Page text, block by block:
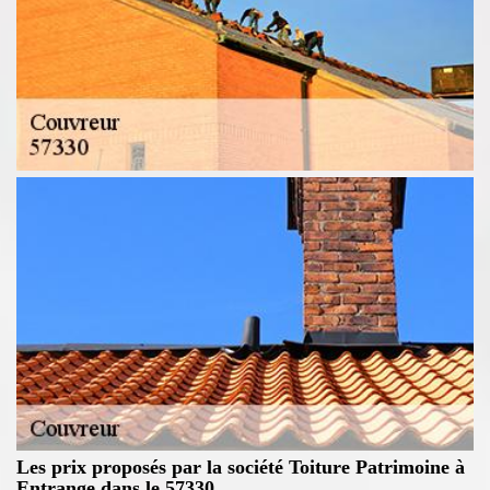
Les prix proposés par la société Toiture Patrimoine à